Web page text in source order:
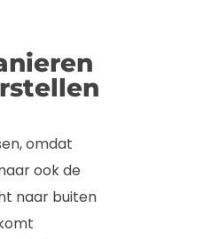
omdat
ook de
naar buiten